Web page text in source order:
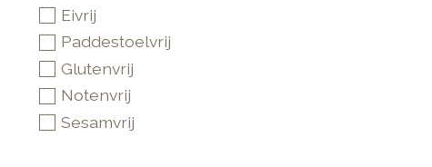
Eivrij
Paddestoelvrij
Glutenvrij
Notenvrij
Sesamvrij